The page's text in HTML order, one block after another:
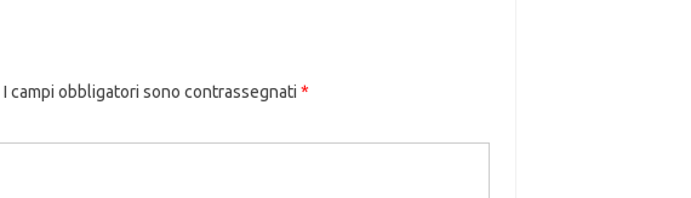
I campi obbligatori sono contrassegnati *